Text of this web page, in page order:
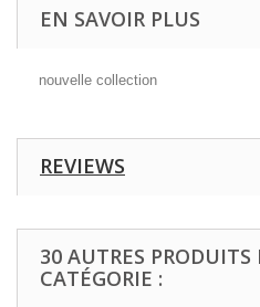
EN SAVOIR PLUS
nouvelle collection
REVIEWS
30 AUTRES
CATÉGORIE :